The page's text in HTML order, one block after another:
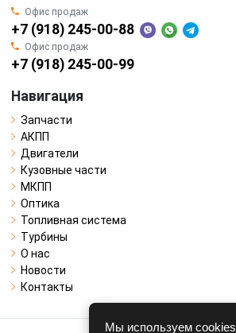
Офис продаж
+7 (918) 245-00-88
Офис продаж
+7 (918) 245-00-99
Навигация
Запчасти
АКПП
Двигатели
Кузовные части
МКПП
Оптика
Топливная система
Турбины
О нас
Новости
Контакты
Мы используем cookies